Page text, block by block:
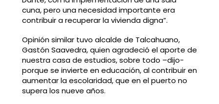
cuna, pero una necesidad importante era
contribuir a recuperar la vivienda digna”.
Opinión similar tuvo alcalde de Talcahuano,
Gastón Saavedra, quien agradeció el aporte de
nuestra casa de estudios, sobre todo –dijo-
porque se invierte en educación, al contribuir en
aumentar la escolaridad, que en el puerto no
supera los nueve años.